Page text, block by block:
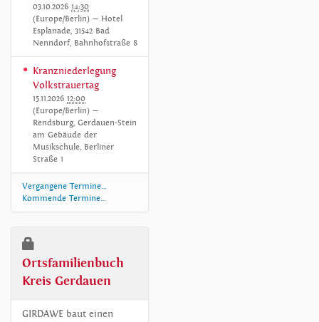
03.10.2026 14:30
(Europe/Berlin) — Hotel
Esplanade, 31542 Bad
Nenndorf, Bahnhofstraße 8
Kranzniederlegung
Volkstrauertag
15.11.2026 12:00
(Europe/Berlin) —
Rendsburg, Gerdauen-Stein
am Gebäude der
Musikschule, Berliner
Straße 1
Vergangene Termine…
Kommende Termine…
Ortsfamilienbuch
Kreis Gerdauen
GIRDAWE baut einen